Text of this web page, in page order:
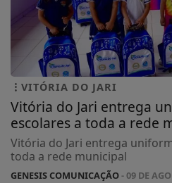
VITÓRIA DO JARI
Vitória do Jari entrega
escolares a toda a rede
Vitória do Jari entrega
toda a rede municipal
GENESIS COMUNICAÇÃO- 09 DE AGO